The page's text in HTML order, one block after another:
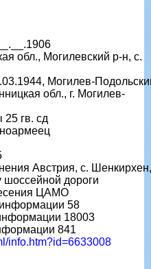
обл., Могилевский р-н, с.
Могилев-
обл., г. Могилев-
гв. сд
Австрия, с. Шенкирхен,
шоссейной дороги
ЦАМО
58
18003
841
info.htm?id=6633008